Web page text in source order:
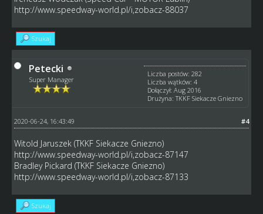
http://www.speedway-world.pl/i,zobacz-88037
Szukaj
Petecki
Super Manager
Liczba postów: 282
Liczba wątków: 4
Dołączył: Aug 2016
Drużyna: TKKF Siekacze Gniezno
#4
2020-06-24, 16:43:49
Witold Jaruszek (TKKF Siekacze Gniezno)
http://www.speedway-world.pl/i,zobacz-87147
Bradley Pickard (TKKF Siekacze Gniezno)
http://www.speedway-world.pl/i,zobacz-87133
Szukaj